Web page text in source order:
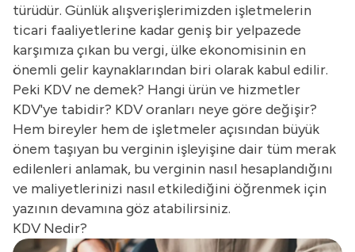
türüdür. Günlük alışverişlerimizden işletmelerin
ticari faaliyetlerine kadar geniş bir yelpazede
karşımıza çıkan bu vergi, ülke ekonomisinin en
önemli gelir kaynaklarından biri olarak kabul edilir.
Peki KDV ne demek? Hangi ürün ve hizmetler
KDV'ye tabidir? KDV oranları neye göre değişir?
Hem bireyler hem de işletmeler açısından büyük
önem taşıyan bu verginin işleyişine dair tüm merak
edilenleri anlamak, bu verginin nasıl hesaplandığını
ve maliyetlerinizi nasıl etkilediğini öğrenmek için
yazının devamına göz atabilirsiniz.
KDV Nedir?